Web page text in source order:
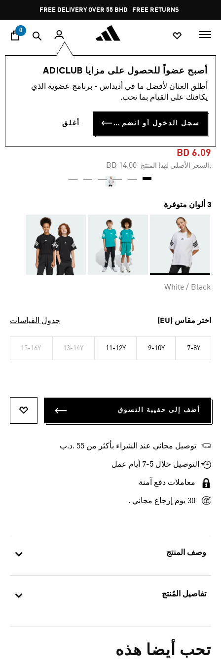
Pause
promotion
rotation
FREE DELIVERY OVER 55 BHD FREE RETURNS
0
أصبح عضواً للحصول على مزايا ADICLUB
أطلق العنان لأفضل ما في أديداس - برنامج عضوية الذي
يكافئك على القيام بما تحب.
سجل الدخول أو انضم الآن أغلق
وصف المنتج
تفاصيل المُنتج
تحب أيضا هذه
الأطفال الملابس
-55%
تيشيرت للأطفال FUTURE
ICONS 3-STRIPES
BD 6.09
:السعر الأصلي لهذا المنتج Price reduced from
BD 14.00
to
3 ألوان متوفرة
White / Black
اختر مقاس (EU) جدول القياسات
7-8Y
9-10Y
11-12Y
13-14Y
15-16Y
أضف إلى حقيبة التسوق
توصيل مجاني عند الشراء بأكثر من 55 .د.ب‎
التوصيل خلال 5-7 أيام عمل
معاملات دفع آمنة